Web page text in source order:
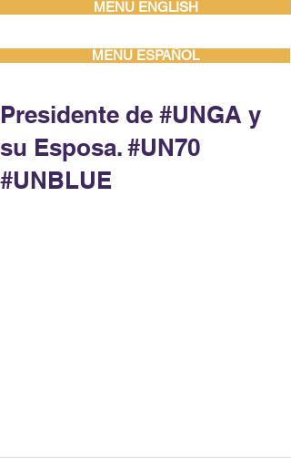
MENU ENGLISH
MENU ESPAÑOL
Presidente de #UNGA y
su Esposa. #UN70
#UNBLUE